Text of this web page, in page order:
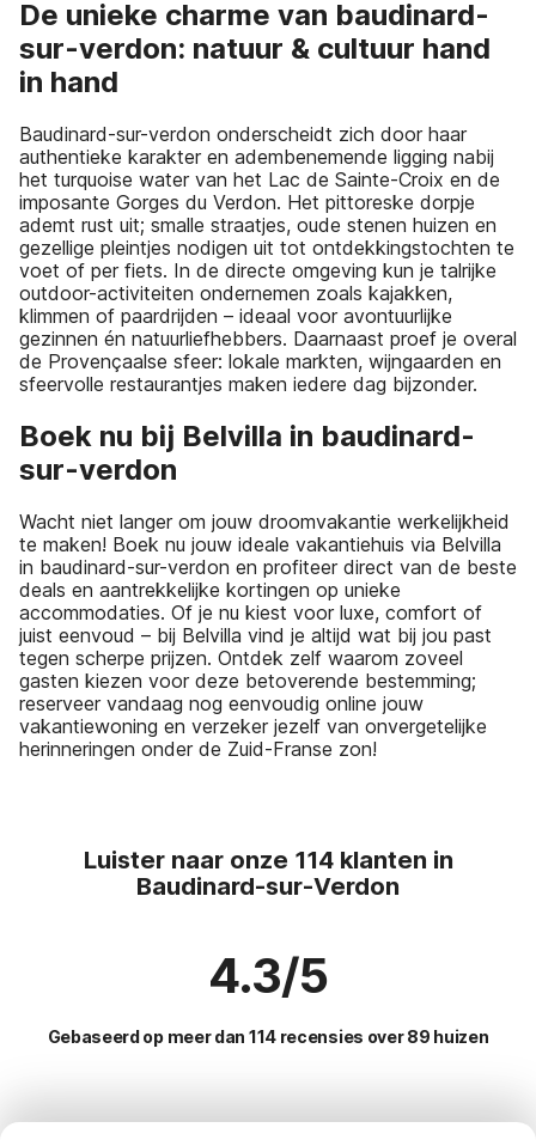
De unieke charme van baudinard-
sur-verdon: natuur & cultuur hand
in hand
Baudinard-sur-verdon onderscheidt zich door haar
authentieke karakter en adembenemende ligging nabij
het turquoise water van het Lac de Sainte-Croix en de
imposante Gorges du Verdon. Het pittoreske dorpje
ademt rust uit; smalle straatjes, oude stenen huizen en
gezellige pleintjes nodigen uit tot ontdekkingstochten te
voet of per fiets. In de directe omgeving kun je talrijke
outdoor-activiteiten ondernemen zoals kajakken,
klimmen of paardrijden – ideaal voor avontuurlijke
gezinnen én natuurliefhebbers. Daarnaast proef je overal
de Provençaalse sfeer: lokale markten, wijngaarden en
sfeervolle restaurantjes maken iedere dag bijzonder.
Boek nu bij Belvilla in baudinard-
sur-verdon
Wacht niet langer om jouw droomvakantie werkelijkheid
te maken! Boek nu jouw ideale vakantiehuis via Belvilla
in baudinard-sur-verdon en profiteer direct van de beste
deals en aantrekkelijke kortingen op unieke
accommodaties. Of je nu kiest voor luxe, comfort of
juist eenvoud – bij Belvilla vind je altijd wat bij jou past
tegen scherpe prijzen. Ontdek zelf waarom zoveel
gasten kiezen voor deze betoverende bestemming;
reserveer vandaag nog eenvoudig online jouw
vakantiewoning en verzeker jezelf van onvergetelijke
herinneringen onder de Zuid-Franse zon!
Luister naar onze 114 klanten in
Baudinard-sur-Verdon
4.3/5
Gebaseerd op meer dan 114 recensies over 89 huizen